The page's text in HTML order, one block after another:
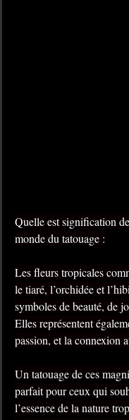
Quelle est signification
monde du tatouage :
Les fleurs tropicales
le tiaré, l’orchidée et
symboles de beauté, de
Elles représentent
passion, et la connexion
Un tatouage de ces
parfait pour ceux qui
l’essence de la nature